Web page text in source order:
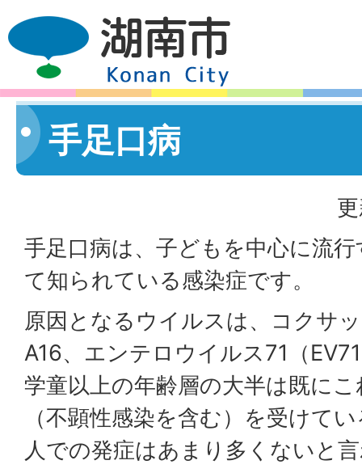
手足口病
手足口病は、子どもを中心に流
て知られている感染症です。
原因となるウイルスは、コクサ
A16、エンテロウイルス71（
学童以上の年齢層の大半は既に
（不顕性感染を含む）を受けて
人での発症はあまり多くないと